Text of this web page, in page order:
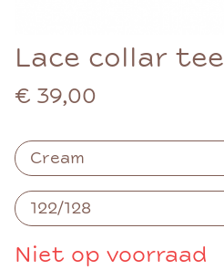
Lace collar tee
€ 39,00
Niet op voorraad